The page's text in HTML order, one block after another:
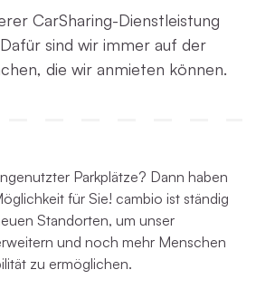
CarSharing-Dienstleistung
sind wir immer auf der
die wir anmieten können.
Parkplätze? Dann haben
für Sie! cambio ist ständig
Standorten, um unser
und noch mehr Menschen
zu ermöglichen.